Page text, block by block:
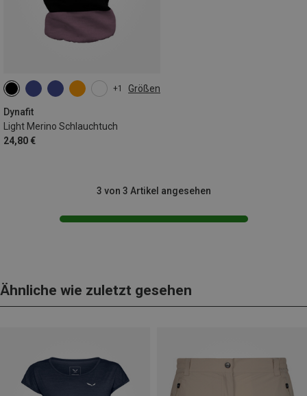
+1 Größen
Dynafit
Light Merino Schlauchtuch
24,80 €
ONE SIZE
3 von 3 Artikel angesehen
Ähnliche wie zuletzt gesehen